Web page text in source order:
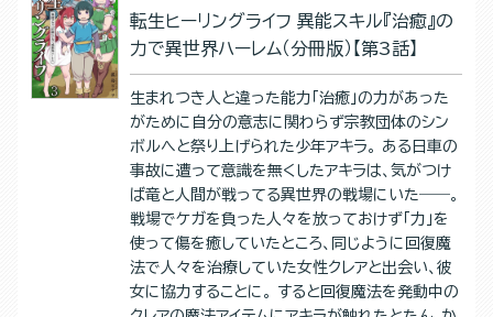
転生ヒーリングライフ 異能スキル『治癒』の
力で異世界ハーレム（分冊版）【第3話】
生まれつき人と違った能力「治癒」の力があった
がために自分の意志に関わらず宗教団体のシン
ボルへと祭り上げられた少年アキラ。 ある日車の
事故に遭って意識を無くしたアキラは、気がつけ
ば竜と人間が戦ってる異世界の戦場にいた――。
戦場でケガを負った人々を放っておけず「力」を
使って傷を癒していたところ、同じように回復魔
法で人々を治療していた女性クレアと出会い、彼
女に協力することに。 すると回復魔法を発動中の